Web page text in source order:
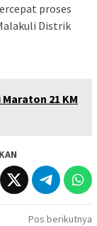
proses
Distrik
21 KM
Pos berikutnya